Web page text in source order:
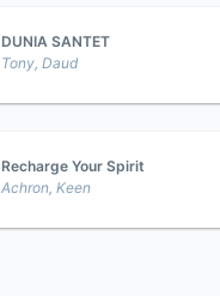
DUNIA SANTET
Tony, Daud
Recharge Your Spirit
Achron, Keen